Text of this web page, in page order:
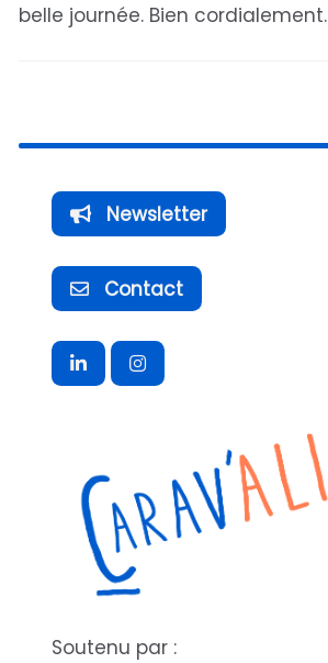
belle journée. Bien cordialement.
Newsletter
Contact
Soutenu par :